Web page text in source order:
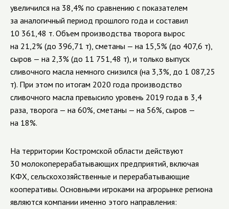
увеличился на 38,4% по сравнению с показателем
за аналогичный период прошлого года и составил
10 361,48 т. Объем производства творога вырос
на 21,2% (до 396,71 т), сметаны — на 15,5% (до 407,6 т),
сыров — на 2,3% (до 11 751,48 т), и только выпуск
сливочного масла немного снизился (на 3,3%, до 1 087,25
т). При этом по итогам 2020 года производство
сливочного масла превысило уровень 2019 года в 3,4
раза, творога — на 60%, сметаны — на 56%, сыров —
на 18%.
На территории Костромской области действуют
30 молокоперерабатывающих предприятий, включая
КФХ, сельскохозяйственные и перерабатывающие
кооперативы. Основными игроками на агрорынке региона
являются компании именно этого направления: